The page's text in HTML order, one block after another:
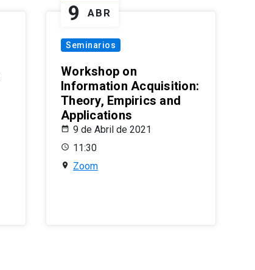
9 ABR
Seminarios
Workshop on
Information Acquisition:
Theory, Empirics and
Applications
9 de Abril de 2021
11:30
Zoom